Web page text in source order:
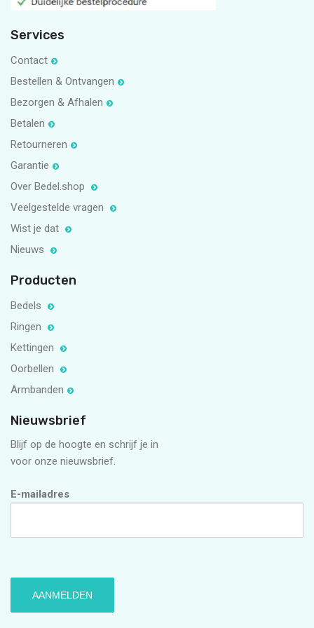
Services
Contact
Bestellen & Ontvangen
Bezorgen & Afhalen
Betalen
Retourneren
Garantie
Over Bedel.shop
Veelgestelde vragen
Wist je dat
Nieuws
Producten
Bedels
Ringen
Kettingen
Oorbellen
Armbanden
Nieuwsbrief
Blijf op de hoogte en schrijf je in
voor onze nieuwsbrief.
E-mailadres